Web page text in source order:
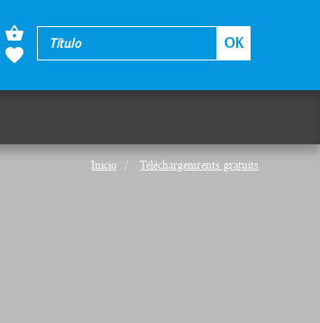
Inicio Téléchargemrents gratuits